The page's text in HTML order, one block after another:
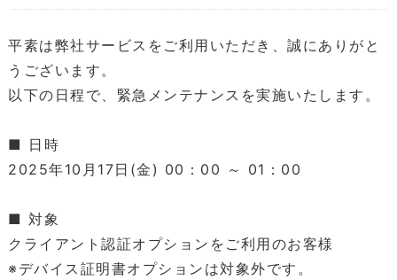
平素は弊社サービスをご利用いただき、誠にありがと
うございます。
以下の日程で、緊急メンテナンスを実施いたします。
■ 日時
2025年10月17日(金) 00：00 ～ 01：00
■ 対象
クライアント認証オプションをご利用のお客様
※デバイス証明書オプションは対象外です。